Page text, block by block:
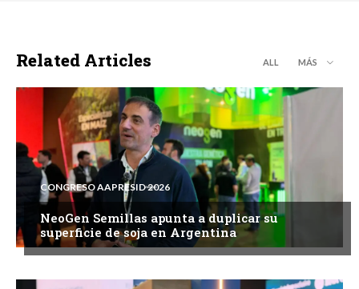
Related Articles ALL MÁS
CONGRESO AAPRESID 2026
NeoGen Semillas apunta a duplicar su
superficie de soja en Argentina